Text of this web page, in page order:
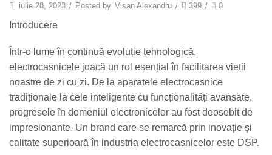
iulie 28, 2023 / Posted by Visan Alexandru / 399 / 0
Introducere
Într-o lume în continuă evoluție tehnologică,
electrocasnicele joacă un rol esențial în facilitarea vieții
noastre de zi cu zi. De la aparatele electrocasnice
tradiționale la cele inteligente cu funcționalități avansate,
progresele în domeniul electronicelor au fost deosebit de
impresionante. Un brand care se remarcă prin inovație și
calitate superioară în industria electrocasnicelor este DSP.